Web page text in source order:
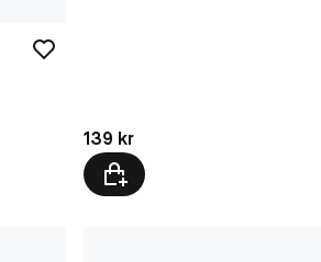
Pris: 139 kr
139 kr